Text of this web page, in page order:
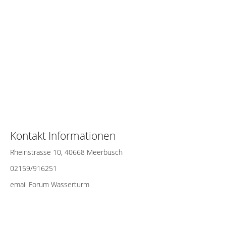
Kontakt Informationen
Rheinstrasse 10, 40668 Meerbusch
02159/916251
email Forum Wasserturm